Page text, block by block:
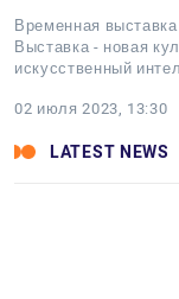
Временная
Выставка - новая
искусственный
02 июля 2023, 13:30
LATEST NEWS